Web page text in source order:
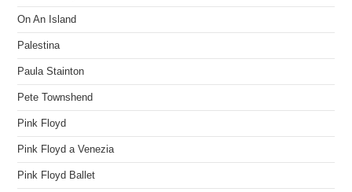
On An Island
Palestina
Paula Stainton
Pete Townshend
Pink Floyd
Pink Floyd a Venezia
Pink Floyd Ballet